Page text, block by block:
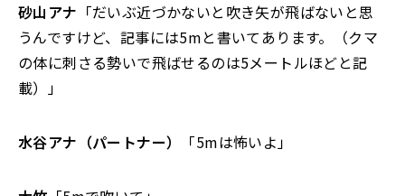
砂山アナ 「だいぶ近づかないと吹き矢が飛ばないと思
うんですけど、記事には5mと書いてあります。（クマ
の体に刺さる勢いで飛ばせるのは5メートルほどと記
載）」
水谷アナ（パートナー） 「5mは怖いよ」